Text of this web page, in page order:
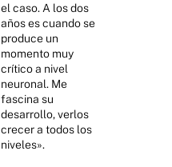
el caso. A los dos
años es cuando se
produce un
momento muy
crítico a nivel
neuronal. Me
fascina su
desarrollo, verlos
crecer a todos los
niveles».